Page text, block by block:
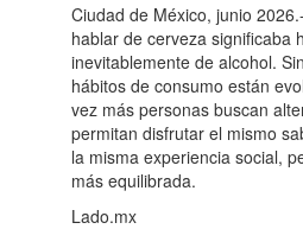
Ciudad de México, junio
hablar de cerveza significaba
inevitablemente de alcohol.
hábitos de consumo están
vez más personas buscan
permitan disfrutar el mismo
la misma experiencia social,
más equilibrada.
Lado.mx